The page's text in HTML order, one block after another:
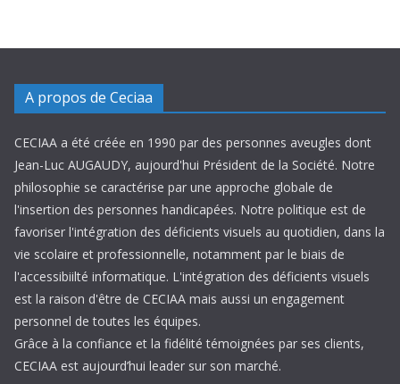
A propos de Ceciaa
CECIAA a été créée en 1990 par des personnes aveugles dont
Jean-Luc AUGAUDY, aujourd'hui Président de la Société. Notre
philosophie se caractérise par une approche globale de
l'insertion des personnes handicapées. Notre politique est de
favoriser l'intégration des déficients visuels au quotidien, dans la
vie scolaire et professionnelle, notamment par le biais de
l'accessibiilté informatique. L'intégration des déficients visuels
est la raison d'être de CECIAA mais aussi un engagement
personnel de toutes les équipes.
Grâce à la confiance et la fidélité témoignées par ses clients,
CECIAA est aujourd’hui leader sur son marché.